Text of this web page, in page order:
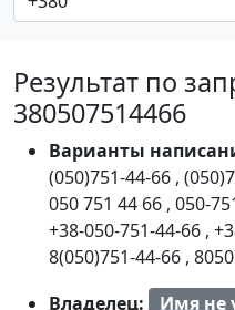
Результат по
380507514466
Варианты
(050)751-44-66 ,
050 751 44 66 , 050-
+38-050-751-44-66 ,
8(050)751-44-66 ,
Владелец:
Имя не